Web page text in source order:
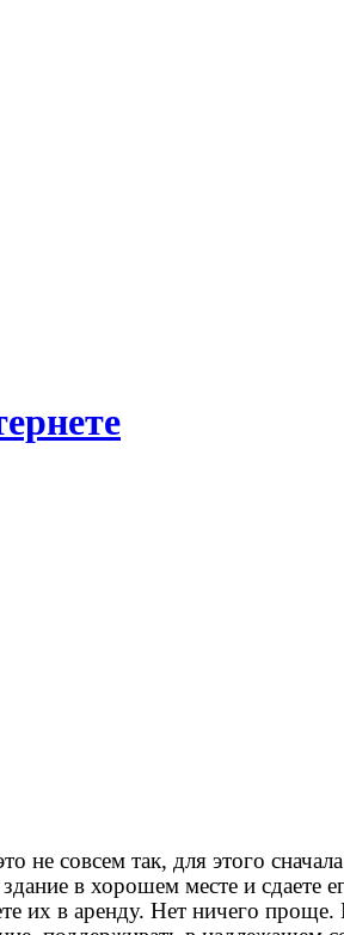
совсем так, для этого
в хорошем месте и сдаете
их в аренду. Нет ничего проще.